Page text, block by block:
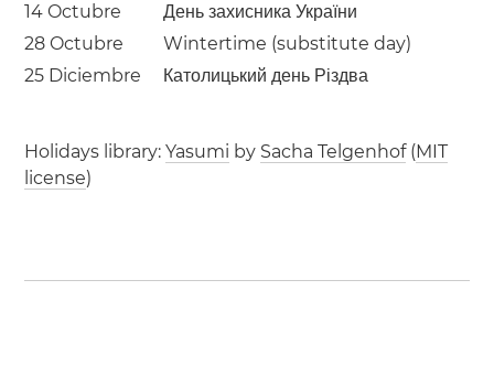
14 Octubre
День захисника України
28 Octubre
Wintertime (substitute day)
25 Diciembre
Католицький день Різдва
Holidays library:Yasumi by Sacha Telgenhof(MIT
license)